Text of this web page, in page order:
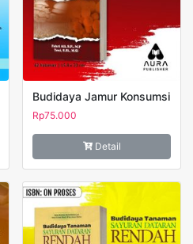
Budidaya Jamur Konsumsi
Rp75.000
Detail